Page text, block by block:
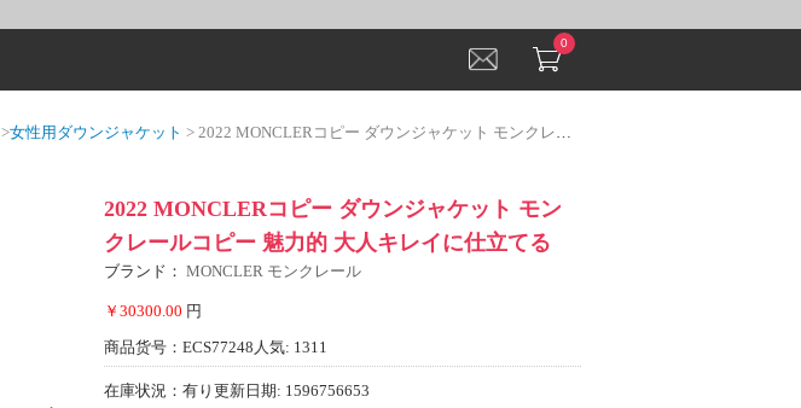
0
>女性用ダウンジャケット > 2022 MONCLERコピー ダウンジャケット モンクレールコピー 魅力的 大人キレイに仕立てる
2022 MONCLERコピー ダウンジャケット モン
クレールコピー 魅力的 大人キレイに仕立てる
ブランド： MONCLER モンクレール
￥30300.00 円
商品货号：ECS77248 人気: 1311
在庫状況：有り 更新日期: 1596756653